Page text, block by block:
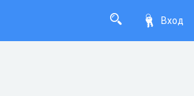
Вход